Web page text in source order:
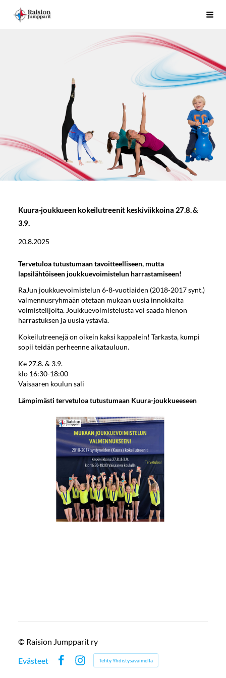
Siirry
sivun
Raision Jumpparit - Koko perheen liikuttaja Raisiossa
Kuura-joukkueen kokeilutreenit keskiviikkoina 27.8. &
3.9.
20.8.2025
Tervetuloa tutustumaan tavoitteelliseen, mutta
lapsilähtöiseen joukkuevoimistelun harrastamiseen!
RaJun joukkuevoimistelun 6-8-vuotiaiden (2018-2017 synt.)
valmennusryhmään otetaan mukaan uusia innokkaita
voimistelijoita. Joukkuevoimistelusta voi saada hienon
harrastuksen ja uusia ystäviä.
Kokeilutreenejä on oikein kaksi kappalein! Tarkasta, kumpi
sopii teidän perheenne aikatauluun.
Ke 27.8. & 3.9.
klo 16:30-18:00
Vaisaaren koulun sali
Lämpimästi tervetuloa tutustumaan Kuura-joukkueeseen
© Raision Jumpparit ry
Evästeet
Instagram
Tehty Yhdistysavaimella